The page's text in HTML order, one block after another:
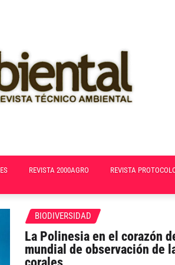
REVISTA 2000AGRO REVISTA
BIODIVERSIDAD
La Polinesia en el corazón
mundial de observación de
corales